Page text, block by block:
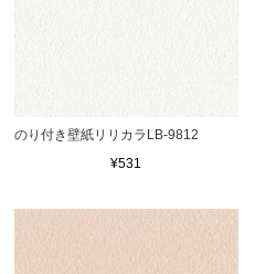
のり付き壁紙リリカラLB-9812
¥531